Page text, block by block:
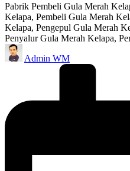
Pabrik Pembeli Gula Merah
Kelapa, Pembeli Gula Merah
Kelapa, Pengepul Gula Merah
Penyalur Gula Merah Kelapa,
Posted
by
Admin WM